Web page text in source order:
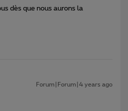
dès que nous aurons la
Forum|Forum|4 years ago